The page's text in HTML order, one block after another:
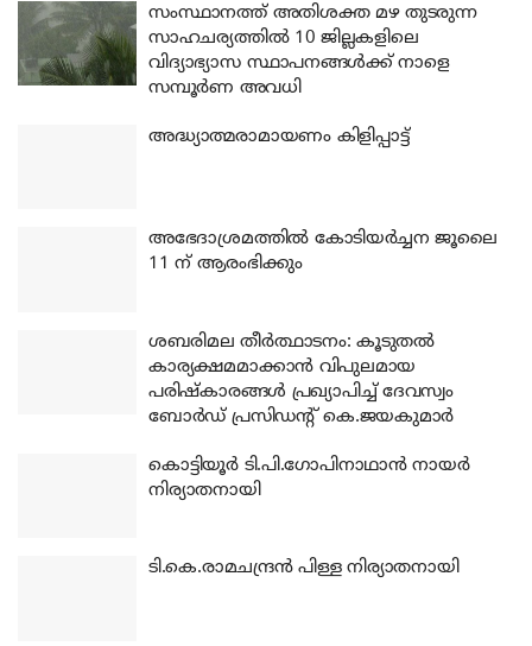
സംസ്ഥാനത്ത് അതിശക്ത മഴ തുടരുന്ന
സാഹചര്യത്തിൽ 10 ജില്ലകളിലെ
വിദ്യാഭ്യാസ സ്ഥാപനങ്ങൾക്ക് നാളെ
സമ്പൂർണ അവധി
അദ്ധ്യാത്മരാമായണം കിളിപ്പാട്ട്
അഭേദാശ്രമത്തില്‍ കോടിയര്‍ച്ചന ജൂലൈ
11 ന് ആരംഭിക്കും
ശബരിമല തീര്‍ത്ഥാടനം: കൂടുതല്‍
കാര്യക്ഷമമാക്കാന്‍ വിപുലമായ
പരിഷ്‌കാരങ്ങള്‍ പ്രഖ്യാപിച്ച് ദേവസ്വം
ബോര്‍ഡ് പ്രസിഡന്റ് കെ.ജയകുമാര്‍
കൊട്ടിയൂര്‍ ടി.പി.ഗോപിനാഥാന്‍ നായര്‍
നിര്യാതനായി
ടി.കെ.രാമചന്ദ്രന്‍ പിള്ള നിര്യാതനായി